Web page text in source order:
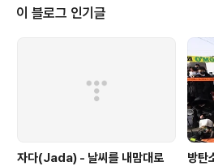
교부세를 받지 않는다는 건 지방재정 전문가들 사
상식 중에서도 상식이기 때문에 손씨는 당황할 수
었다. 행안부가 황당한 착오로 인해 2조원 가까운
력 오류가 발생한 것으로 4일 드러났다. 당초 “지
65에 보니 서울시가 보통교부세를 받은 걸로 돼
질문에 “그럴리가 있느냐. 말도 안..
이 블로그 인기글
자다(Jada) - 날씨를 내맘대로
방탄